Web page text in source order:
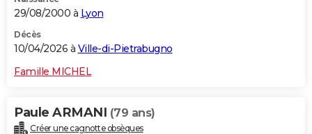
29/08/2000 à Lyon
Décès
10/04/2026 à Ville-di-Pietrabugno
Famille MICHEL
Paule ARMANI (79 ans)
Créer une cagnotte obsèques